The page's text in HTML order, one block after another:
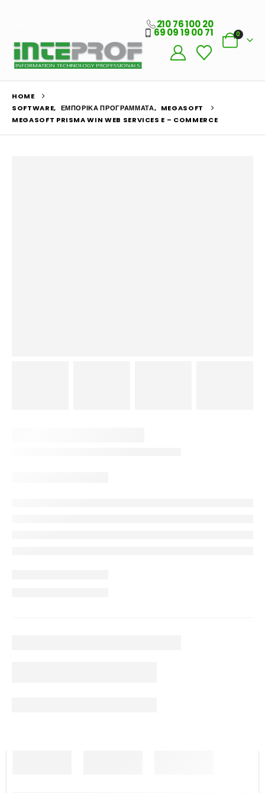
210 76 100 20
69 09 19 00 71 0
HOME
SOFTWARE, ΕΜΠΟΡΙΚΆ ΠΡΟΓΡΆΜΜΑΤΑ, MEGASOFT
MEGASOFT PRISMA WIN WEB SERVICES E – COMMERCE